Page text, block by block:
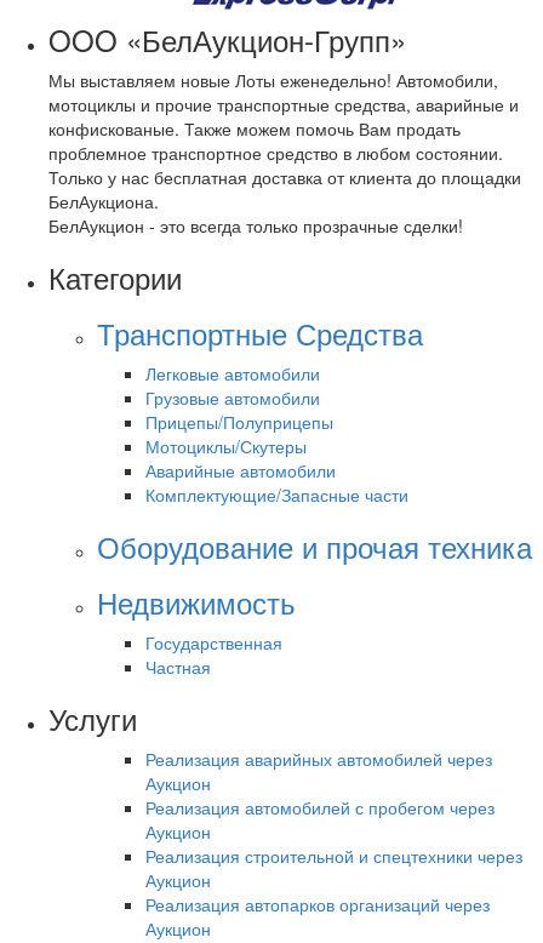
OOO «БелАукцион-Групп»
Мы выставляем новые Лоты еженедельно! Автомобили,
мотоциклы и прочие транспортные средства, аварийные и
конфискованые. Также можем помочь Вам продать
проблемное транспортное средство в любом состоянии.
Только у нас бесплатная доставка от клиента до площадки
БелАукциона.
БелАукцион - это всегда только прозрачные сделки!
Категории
Транспортные Средства
Легковые автомобили
Грузовые автомобили
Прицепы/Полуприцепы
Мотоциклы/Скутеры
Аварийные автомобили
Комплектующие/Запасные части
Оборудование и прочая техника
Недвижимость
Государственная
Частная
Услуги
Реализация аварийных автомобилей через
Аукцион
Реализация автомобилей с пробегом через
Аукцион
Реализация строительной и спецтехники через
Аукцион
Реализация автопарков организаций через
Аукцион